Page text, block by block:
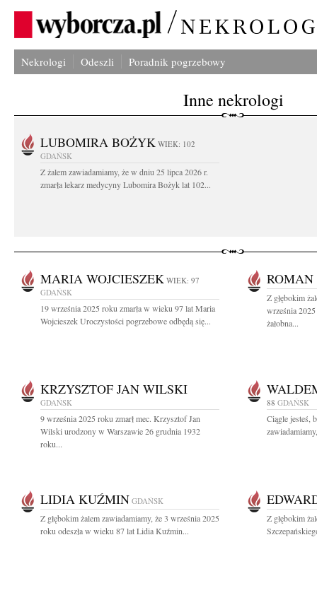
Nekrologi Odeszli Poradnik pogrzebowy
Inne nekrologi
LUBOMIRA BOŻYK WIEK: 102
GDAŃSK
Z żalem zawiadamiamy, że w dniu 25 lipca 2026 r.
zmarła lekarz medycyny Lubomira Bożyk lat 102...
MARIA WOJCIESZEK WIEK: 97
GDAŃSK
19 września 2025 roku zmarła w wieku 97 lat Maria
Wojcieszek Uroczystości pogrzebowe odbędą się...
ROMAN
Z głębokim
września
żałobna...
KRZYSZTOF JAN WILSKI
GDAŃSK
9 września 2025 roku zmarł mec. Krzysztof Jan
Wilski urodzony w Warszawie 26 grudnia 1932
roku...
88 GDAŃSK
Ciągle jesteś,
LIDIA KUŹMIN GDAŃSK
Z głębokim żalem zawiadamiamy, że 3 września 2025
roku odeszła w wieku 87 lat Lidia Kuźmin...
Z głębokim